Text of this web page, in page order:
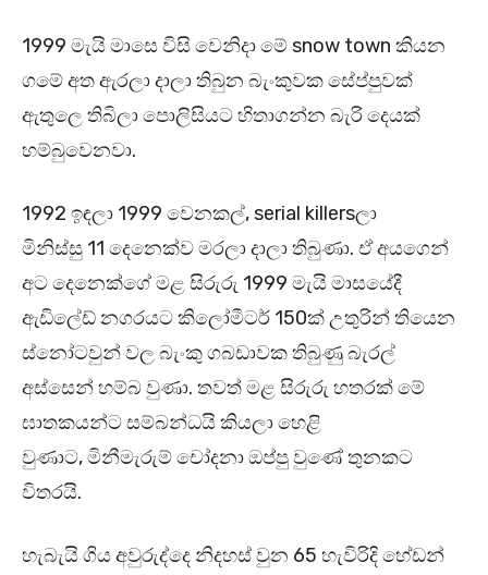
1999 මැයි මාසෙ විසි වෙනිදා මේ snow town කියන
ගමේ අත ඇරලා දාලා තිබුන බැංකුවක සේප්පුවක්
ඇතුලෙ තිබිලා පොලිසියට හිතාගන්න බැරි දෙයක්
හම්බුවෙනවා.
1992 ඉඳලා 1999 වෙනකල්, serial killersලා
මිනිස්සු 11 දෙනෙක්ව මරලා දාලා තිබුණා. ඒ අයගෙන්
අට දෙනෙක්ගේ මළ සිරුරු 1999 මැයි මාසයේදී
ඇඩිලේඩ් නගරයට කිලෝමීටර් 150ක් උතුරින් තියෙන
ස්නෝටවුන් වල බැංකු ගබඩාවක තිබුණු බැරල්
අස්සෙන් හම්බ වුණා. තවත් මළ සිරුරු හතරක් මේ
ඝාතකයන්ට සම්බන්ධයි කියලා හෙළි
වුණාට, මිනීමැරුම් චෝදනා ඔප්පු වුණේ තුනකට
විතරයි.
හැබැයි ගිය අවුරුද්දෙ නිදහස් වුන 65 හැවිරිදි හේඩන්